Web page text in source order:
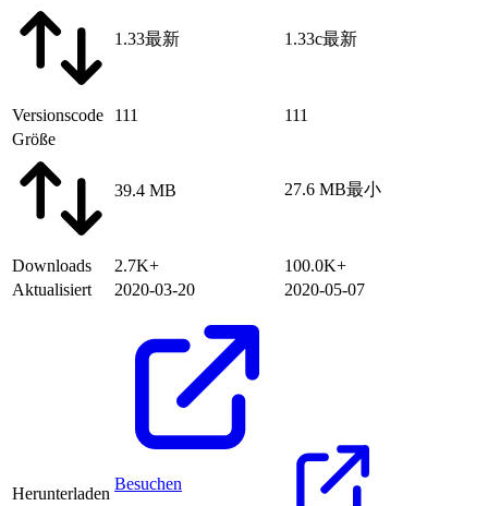
1.33最新 1.33c最新
Versionscode 111
111
Größe
39.4 MB 27.6 MB最小
Downloads 2.7K+
100.0K+
Aktualisiert
2020-03-20 2020-05-07
Herunterladen
Besuchen